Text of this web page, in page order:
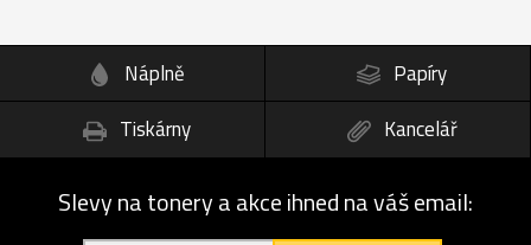
Náplně
Papíry
Tiskárny
Kancelář
Slevy na tonery a akce ihned na váš email: